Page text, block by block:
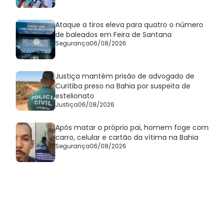
Ataque a tiros eleva para quatro o número
de baleados em Feira de Santana
Segurança06/08/2026
Justiça mantém prisão de advogado de
Curitiba preso na Bahia por suspeita de
estelionato
Justiça06/08/2026
Após matar o próprio pai, homem foge com
carro, celular e cartão da vítima na Bahia
Segurança06/08/2026